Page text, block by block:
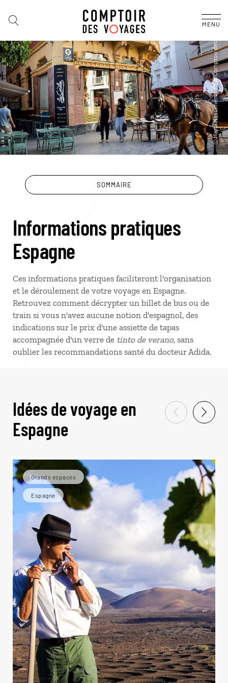
MENU
SOMMAIRE
Informations pratiques
Espagne
Ces informations pratiques faciliteront l'organisation
et le déroulement de votre voyage en Espagne.
Retrouvez comment décrypter un billet de bus ou de
train si vous n'avez aucune notion d'espagnol, des
indications sur le prix d'une assiette de tapas
accompagnée d'un verre de tinto de verano, sans
oublier les recommandations santé du docteur Adida.
Idées de voyage en
Espagne
Grands espaces
Espagne